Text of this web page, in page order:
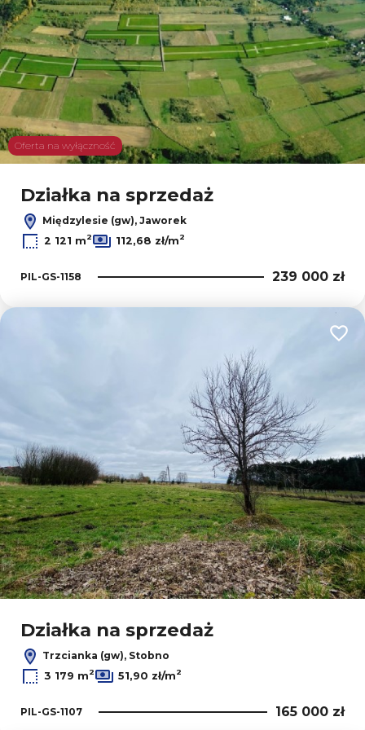
Oferta na wyłączność
Działka na sprzedaż
Międzylesie (gw), Jaworek
2 121 m2 112,68 zł/m2
PIL-GS-1158 239 000 zł
Działka na sprzedaż
Trzcianka (gw), Stobno
3 179 m2 51,90 zł/m2
PIL-GS-1107 165 000 zł